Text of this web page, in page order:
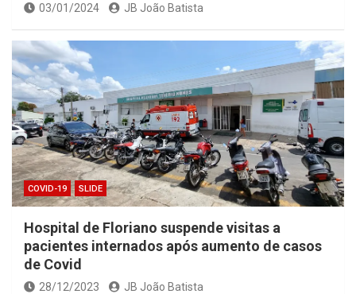
03/01/2024 JB João Batista
COVID-19 SLIDE
Hospital de Floriano suspende visitas a
pacientes internados após aumento de casos
de Covid
28/12/2023 JB João Batista